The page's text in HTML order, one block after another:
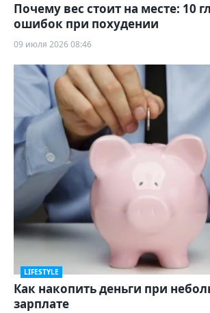
Почему вес стоит на месте: 10
ошибок при похудении
09 июля 2026 08:46
LIFESTYLE
Как накопить деньги при
зарплате